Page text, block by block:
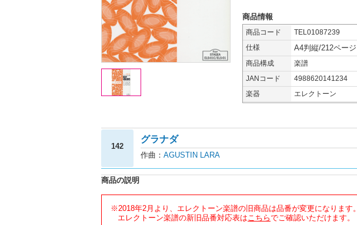
商品情報
商品コード TEL01087239
仕様
A4判縦/212ページ
商品構成
楽譜
JANコード
4988620141234
楽器
エレクトーン
142
グラナダ
作曲： AGUSTIN LARA
商品の説明
※2018年2月より、エレクトーン楽譜の旧商品は品番が変更になります。
エレクトーン楽譜の新旧品番対応表は こちらでご確認いただけます。